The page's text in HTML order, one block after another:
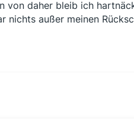
von daher bleib ich
nichts außer meinen